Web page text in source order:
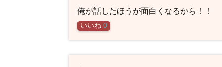
俺が話したほうが面白くなるから！！
いいね 0